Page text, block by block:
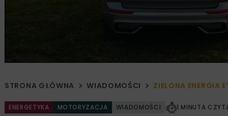
STRONA GŁÓWNA WIADOMOŚCI ZIELONA ENERGIA
ENERGETYKA MOTORYZACJA WIADOMOŚCI 1 MINUTA